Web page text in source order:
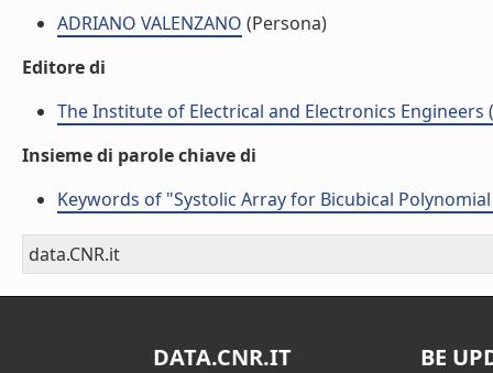
ADRIANO VALENZANO (Persona)
Editore di
The Institute of Electrical and Electronics Engineers
Insieme di parole chiave di
Keywords of "Systolic Array for Bicubical
data.CNR.it
DATA.CNR.IT BE